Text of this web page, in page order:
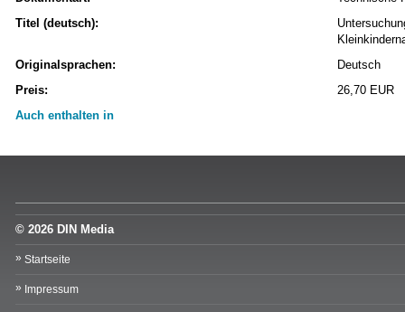
Titel (deutsch):
Originalsprachen:
Deutsch
Preis:
26,70 EUR
Auch enthalten in
© 2026 DIN Media
Startseite
Impressum